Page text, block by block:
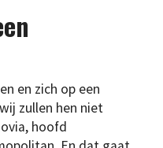
en zich op een
zullen hen niet
hoofd